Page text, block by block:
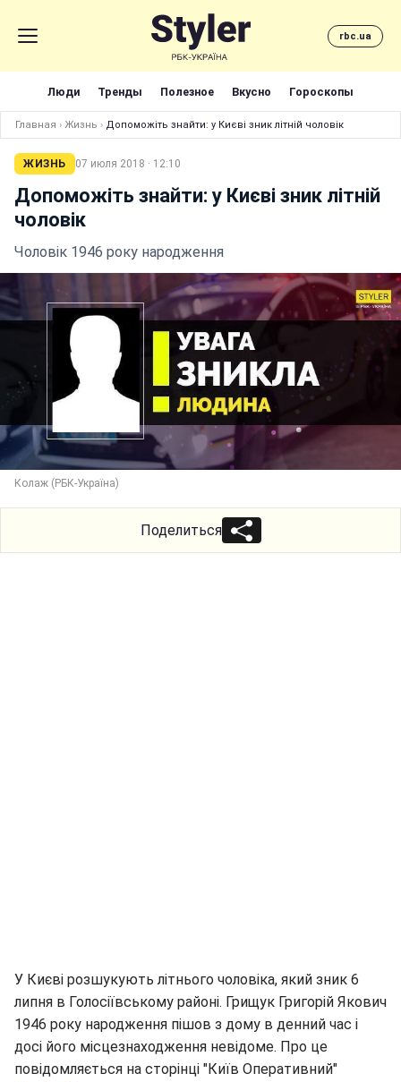
rbc.ua
Люди Тренды Полезное Вкусно Гороскопы
Главная › Жизнь › Допоможіть знайти: у Києві зник літній чоловік
ЖИЗНЬ 07 июля 2018 · 12:10
Допоможіть знайти: у Києві зник літній
чоловік
Чоловік 1946 року народження
Колаж (РБК-Україна)
Поделиться
У Києві розшукують літнього чоловіка, який зник 6
липня в Голосіївському районі. Грищук Григорій Якович
1946 року народження пішов з дому в денний час і
досі його місцезнаходження невідоме. Про це
повідомляється на сторінці "Київ Оперативний"